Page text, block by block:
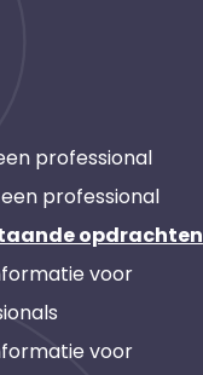
professional
professional
opdrachten
voor
voor